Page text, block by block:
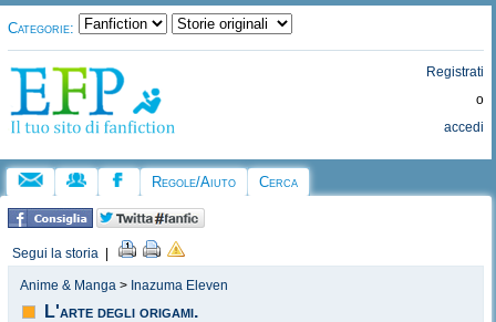
Categorie:
Registrati
o
accedi
Regole/Aiuto Cerca
Segui la storia
Anime & Manga > Inazuma Eleven
L'arte degli origami.